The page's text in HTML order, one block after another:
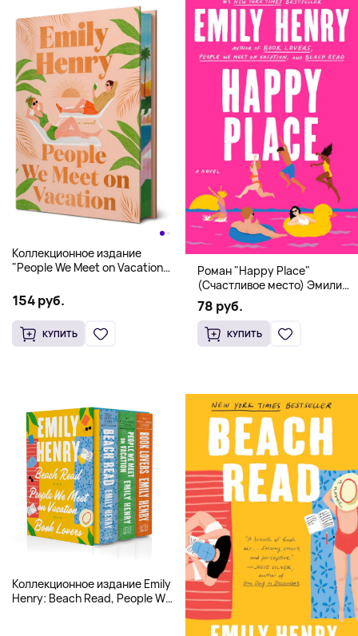
Коллекционное издание
"People We Meet on Vacation"
Hardcover
154 руб.
КУПИТЬ
Роман "Happy Place"
(Счастливое место) Эмили
Генри | Твердый переплет
78 руб.
КУПИТЬ
Коллекционное издание Emily
Henry: Beach Read, People We